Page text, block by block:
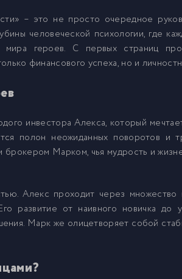
– это не просто очередное
человеческой психологии, где
мира героев. С первых страниц
финансового успеха, но и
инвестора Алекса, который
полон неожиданных поворотов и
брокером Марком, чья мудрость и
Алекс проходит через множество
развитие от наивного новичка до
Марк же олицетворяет собой